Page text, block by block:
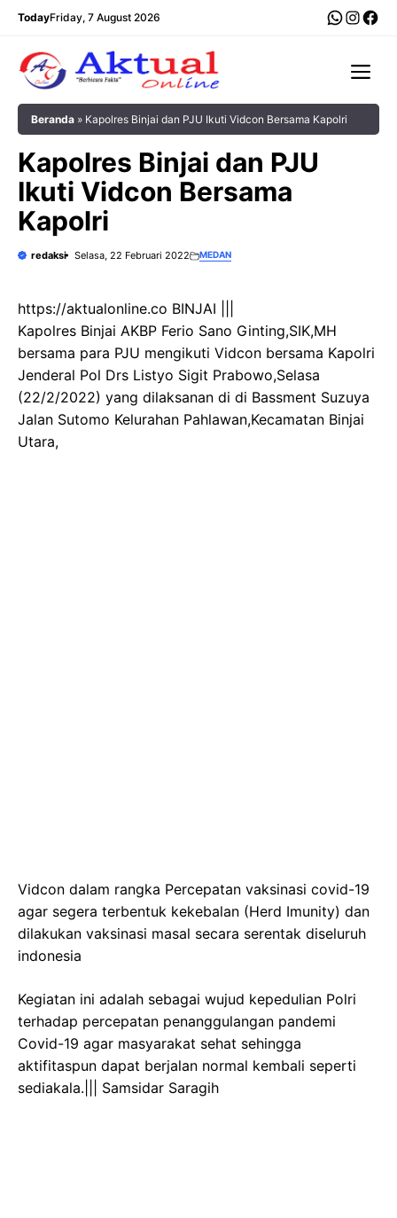
Langsung
TodayFriday, 7 August 2026
Beranda » Kapolres Binjai dan PJU Ikuti Vidcon Bersama Kapolri
Kapolres Binjai dan PJU
Ikuti Vidcon Bersama
Kapolri
redaksi Selasa, 22 Februari 2022 MEDAN
https://aktualonline.co BINJAI |||
Kapolres Binjai AKBP Ferio Sano Ginting,SIK,MH
bersama para PJU mengikuti Vidcon bersama Kapolri
Jenderal Pol Drs Listyo Sigit Prabowo,Selasa
(22/2/2022) yang dilaksanan di di Bassment Suzuya
Jalan Sutomo Kelurahan Pahlawan,Kecamatan Binjai
Utara,
Vidcon dalam rangka Percepatan vaksinasi covid-19
agar segera terbentuk kekebalan (Herd Imunity) dan
dilakukan vaksinasi masal secara serentak diseluruh
indonesia
Kegiatan ini adalah sebagai wujud kepedulian Polri
terhadap percepatan penanggulangan pandemi
Covid-19 agar masyarakat sehat sehingga
aktifitaspun dapat berjalan normal kembali seperti
sediakala.||| Samsidar Saragih